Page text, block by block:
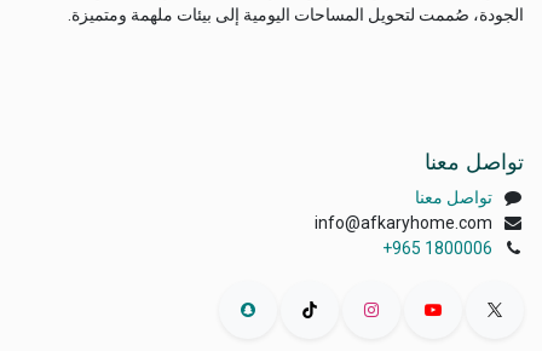
الجودة، صُممت لتحويل المساحات اليومية إلى بيئات ملهمة ومتميزة.
تواصل معنا
تواصل معنا
info@afkaryhome.com
+965 1800006